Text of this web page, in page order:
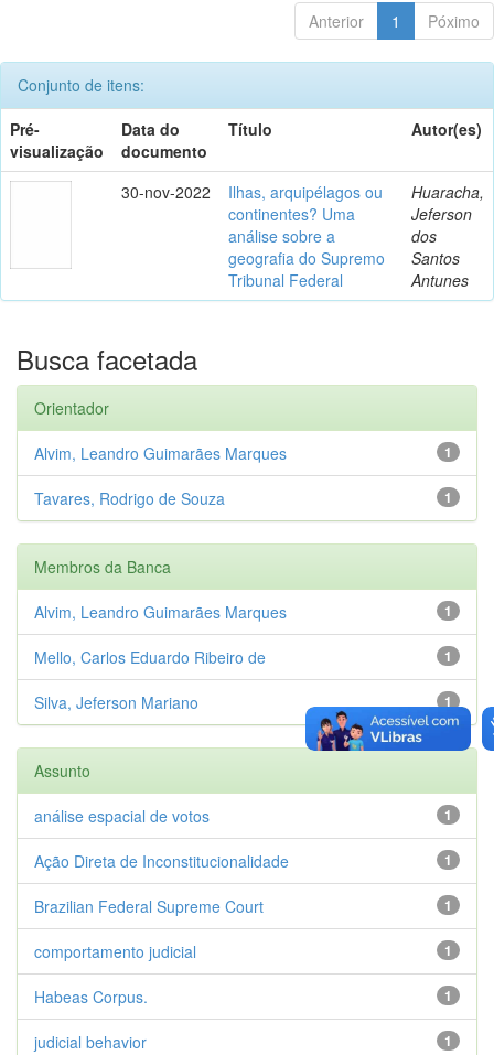
Anterior 1 Póximo
Conjunto de itens:
Pré-
visualização
Data do
documento
Título Autor(es)
30-nov-2022
Ilhas, arquipélagos ou
continentes? Uma
análise sobre a
geografia do Supremo
Tribunal Federal
Huaracha,
Jeferson
dos
Santos
Antunes
Busca facetada
Orientador
1
Alvim, Leandro Guimarães Marques
1
Tavares, Rodrigo de Souza
Membros da Banca
1
Alvim, Leandro Guimarães Marques
1
Mello, Carlos Eduardo Ribeiro de
1
Silva, Jeferson Mariano
Assunto
1
análise espacial de votos
1
Ação Direta de Inconstitucionalidade
1
Brazilian Federal Supreme Court
1
comportamento judicial
1
Habeas Corpus.
1
judicial behavior